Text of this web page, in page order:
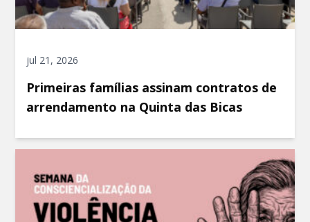
jul 21, 2026
Primeiras famílias assinam contratos de
arrendamento na Quinta das Bicas